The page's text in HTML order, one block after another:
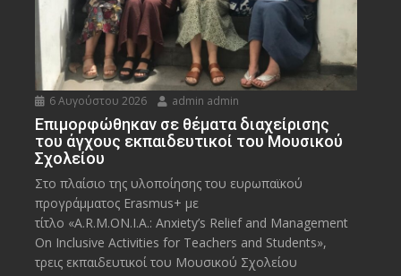
6 Αυγούστου 2026 admin admin
Eπιμορφώθηκαν σε θέματα διαχείρισης
του άγχους εκπαιδευτικοί του Μουσικού
Σχολείου
Στο πλαίσιο της υλοποίησης του ευρωπαϊκού
προγράμματος Erasmus+ με
τίτλο «A.R.M.ON.I.A.: Anxiety’s Relief and Management
On Inclusive Activities for Teachers and Students»,
τρεις εκπαιδευτικοί του Μουσικού Σχολείου